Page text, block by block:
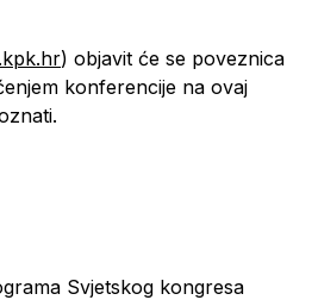
) objavit će se poveznica
konferencije na ovaj
Svjetskog kongresa